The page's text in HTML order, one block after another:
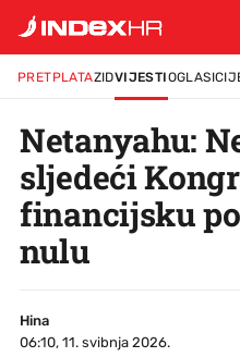
PRETPLATAZIDVIJESTIOGLASI
Netanyahu:
sljedeći
financijsku
nulu
Hina
06:10, 11. svibnja 2026.